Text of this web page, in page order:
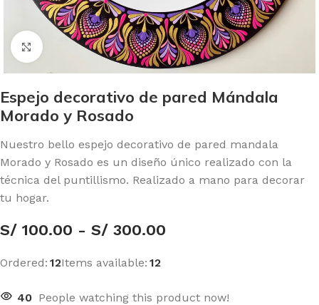
Click to enlarge
Espejo decorativo de pared Mándala
Morado y Rosado
Nuestro bello espejo decorativo de pared mandala
Morado y Rosado es un diseño único realizado con la
técnica del puntillismo. Realizado a mano para decorar
tu hogar.
S/ 100.00 - S/ 300.00
Ordered: 12Items available: 12
40 People watching this product now!